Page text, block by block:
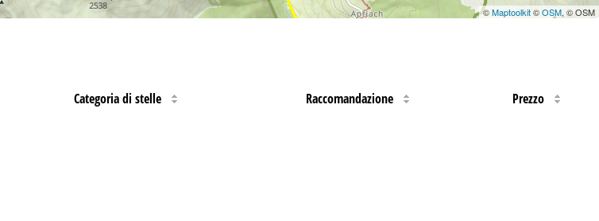
©Maptoolkit©OSM, © OSM
Categoria di stelle Raccomandazione Prezzo